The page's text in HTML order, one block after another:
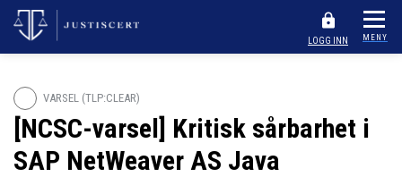
LOGG INN MENY
VARSEL (TLP:CLEAR)
[NCSC-varsel] Kritisk sårbarhet i
SAP NetWeaver AS Java